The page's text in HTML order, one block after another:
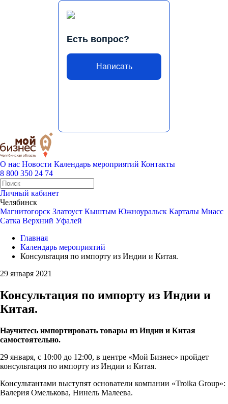
Есть вопрос?
Написать
О нас Новости Календарь мероприятий Контакты
8 800 350 24 74
Личный кабинет
Челябинск
Магнитогорск Златоуст Кыштым Южноуральск Карталы Миасс
Сатка Верхний Уфалей
Главная
Календарь мероприятий
Консультация по импорту из Индии и Китая.
29 января 2021
Консультация по импорту из Индии и
Китая.
Научитесь импортировать товары из Индии и Китая
самостоятельно.
29 января, с 10:00 до 12:00, в центре «Мой Бизнес» пройдет
консультация по импорту из Индии и Китая.
Консультантами выступят основатели компании «Troika Group»:
Валерия Омелькова, Нинель Малеева.